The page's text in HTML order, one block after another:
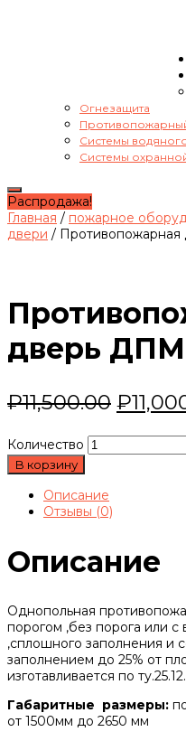
Огнезащита
Системы
Системы
Переключить
навигацию
Распродажа!
Главная / пожарное
двери /
дверь
₽11,500.00 ₽
Количество
В корзину
Описание
Отзывы (0)
Описание
Однопольная
порогом ,без порога или
,сплошного заполнения и
заполнением до 25% от
изготавливается по
Габаритные размеры:
от 1500мм до 2650 мм